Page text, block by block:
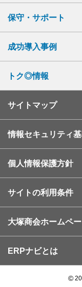
保守・サポート
成功導入事例
トク◎情報
サイトマップ
情報セキュリティ
個人情報保護方針
サイトの利用条件
大塚商会ホームペ
ERPナビとは
©